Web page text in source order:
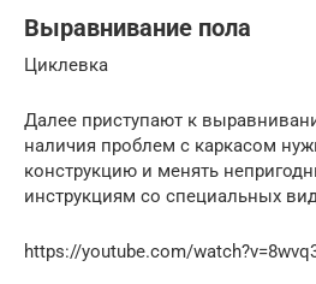
Выравнивание пола
Циклевка
Далее приступают к
наличия проблем с каркасом
конструкцию и менять
инструкциям со специальных
https://youtube.com/